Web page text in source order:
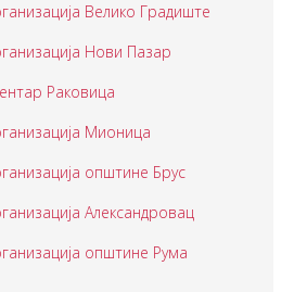
Велико Градиште
Нови Пазар
Раковица
Мионица
општине Брус
Александровац
општине Рума